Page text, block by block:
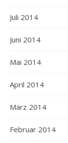
Juli 2014
Juni 2014
Mai 2014
April 2014
März 2014
Februar 2014